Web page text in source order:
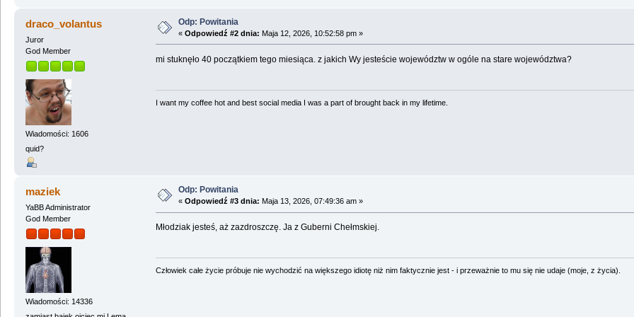
draco_volantus
Juror
God Member
Wiadomości: 1606
quid?
Odp: Powitania
« Odpowiedź #2 dnia: Maja 12, 2026, 10:52:58 pm »
mi stuknęło 40 początkiem tego miesiąca. z jakich Wy jesteście województw w ogóle na stare województwa?
I want my coffee hot and best social media I was a part of brought back in my lifetime.
maziek
YaBB Administrator
God Member
Wiadomości: 14336
Odp: Powitania
« Odpowiedź #3 dnia: Maja 13, 2026, 07:49:36 am »
Młodziak jesteś, aż zazdroszczę. Ja z Guberni Chełmskiej.
Człowiek całe życie próbuje nie wychodzić na większego idiotę niż nim faktycznie jest - i przeważnie to mu się nie udaje (moje, z życia).